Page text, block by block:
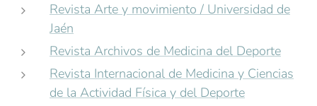
Revista Arte y movimiento / Universidad de
Jaén
Revista Archivos de Medicina del Deporte
Revista Internacional de Medicina y Ciencias
de la Actividad Física y del Deporte